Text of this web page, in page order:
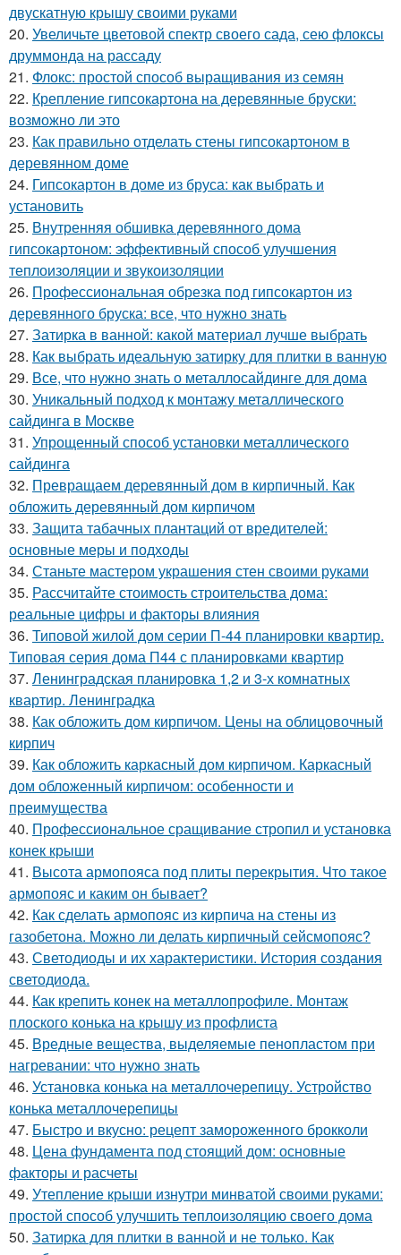
двускатную крышу своими руками
20. Увеличьте цветовой спектр своего сада, сею флоксы
друммонда на рассаду
21. Флокс: простой способ выращивания из семян
22. Крепление гипсокартона на деревянные бруски:
возможно ли это
23. Как правильно отделать стены гипсокартоном в
деревянном доме
24. Гипсокартон в доме из бруса: как выбрать и
установить
25. Внутренняя обшивка деревянного дома
гипсокартоном: эффективный способ улучшения
теплоизоляции и звукоизоляции
26. Профессиональная обрезка под гипсокартон из
деревянного бруска: все, что нужно знать
27. Затирка в ванной: какой материал лучше выбрать
28. Как выбрать идеальную затирку для плитки в ванную
29. Все, что нужно знать о металлосайдинге для дома
30. Уникальный подход к монтажу металлического
сайдинга в Москве
31. Упрощенный способ установки металлического
сайдинга
32. Превращаем деревянный дом в кирпичный. Как
обложить деревянный дом кирпичом
33. Защита табачных плантаций от вредителей:
основные меры и подходы
34. Станьте мастером украшения стен своими руками
35. Рассчитайте стоимость строительства дома:
реальные цифры и факторы влияния
36. Типовой жилой дом серии П-44 планировки квартир.
Типовая серия дома П44 с планировками квартир
37. Ленинградская планировка 1,2 и 3-х комнатных
квартир. Ленинградка
38. Как обложить дом кирпичом. Цены на облицовочный
кирпич
39. Как обложить каркасный дом кирпичом. Каркасный
дом обложенный кирпичом: особенности и
преимущества
40. Профессиональное сращивание стропил и установка
конек крыши
41. Высота армопояса под плиты перекрытия. Что такое
армопояс и каким он бывает?
42. Как сделать армопояс из кирпича на стены из
газобетона. Можно ли делать кирпичный сейсмопояс?
43. Светодиоды и их характеристики. История создания
светодиода.
44. Как крепить конек на металлопрофиле. Монтаж
плоского конька на крышу из профлиста
45. Вредные вещества, выделяемые пенопластом при
нагревании: что нужно знать
46. Установка конька на металлочерепицу. Устройство
конька металлочерепицы
47. Быстро и вкусно: рецепт замороженного брокколи
48. Цена фундамента под стоящий дом: основные
факторы и расчеты
49. Утепление крыши изнутри минватой своими руками:
простой способ улучшить теплоизоляцию своего дома
50. Затирка для плитки в ванной и не только. Как